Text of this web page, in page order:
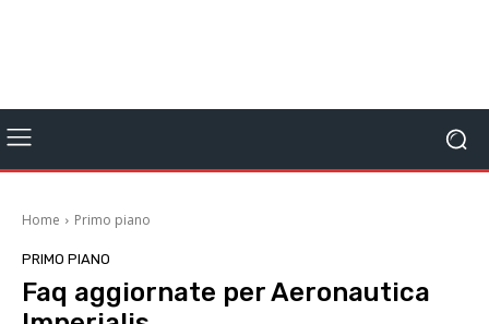
Home Primo piano
PRIMO PIANO
Faq aggiornate per Aeronautica